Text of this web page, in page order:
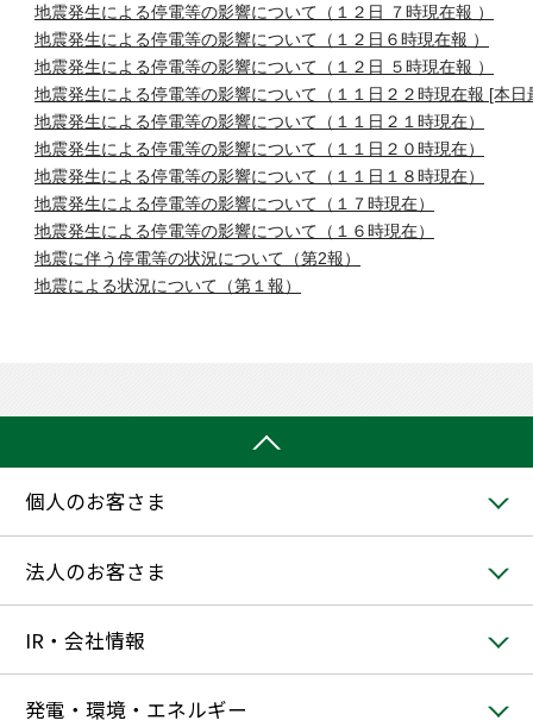
地震発生による停電等の影響について（１２日 ７時現在報 ）
地震発生による停電等の影響について（１２日６時現在報 ）
地震発生による停電等の影響について（１２日 ５時現在報 ）
地震発生による停電等の影響について（１１日２２時現在報 [本日
地震発生による停電等の影響について（１１日２１時現在）
地震発生による停電等の影響について（１１日２０時現在）
地震発生による停電等の影響について（１１日１８時現在）
地震発生による停電等の影響について（１７時現在）
地震発生による停電等の影響について（１６時現在）
地震に伴う停電等の状況について（第2報）
地震による状況について（第１報）
個人のお客さま
法人のお客さま
IR・会社情報
発電・環境・エネルギー